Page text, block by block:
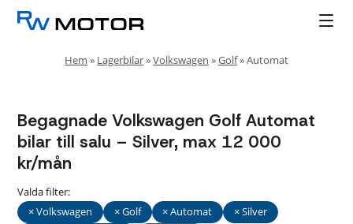
Hem » Lagerbilar»Volkswagen »Golf»Automat
Begagnade Volkswagen Golf Automat
bilar till salu – Silver, max 12 000
kr/mån
Valda filter:
× Volkswagen
× Golf × Automat
× Silver